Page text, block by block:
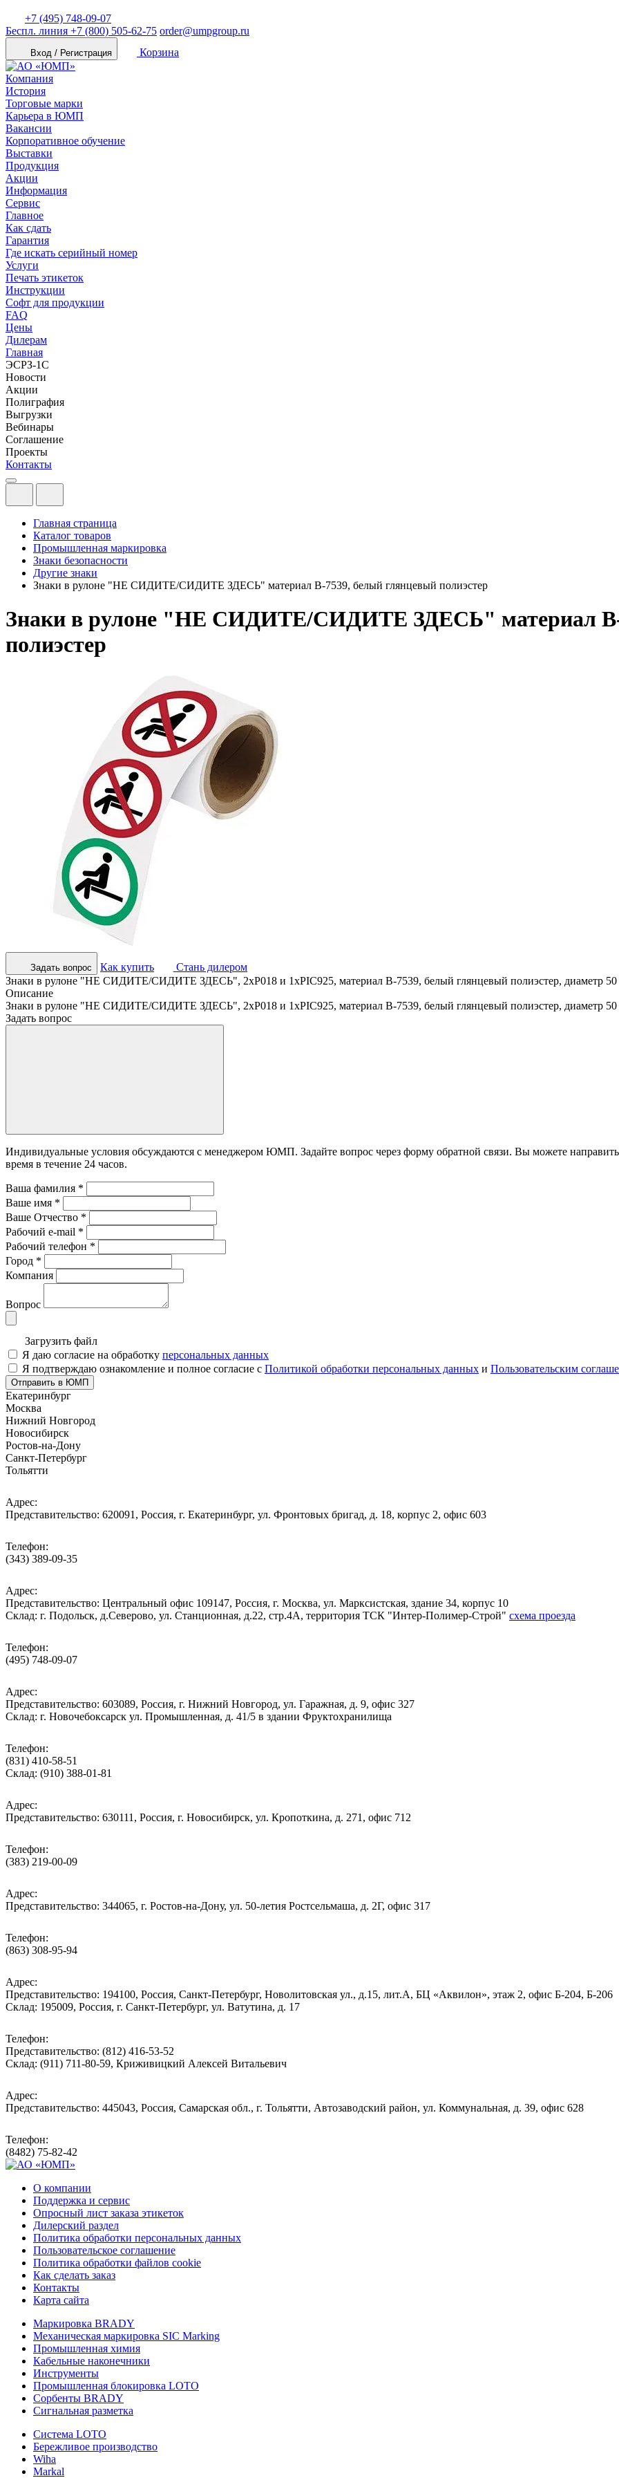
+7 (495) 748-09-07
Беспл. линия +7 (800) 505-62-75 order@umpgroup.ru
Вход / Регистрация Корзина
Компания
История
Торговые марки
Карьера в ЮМП
Вакансии
Корпоративное обучение
Выставки
Продукция
Акции
Информация
Сервис
Главное
Как сдать
Гарантия
Где искать серийный номер
Услуги
Печать этикеток
Инструкции
Софт для продукции
FAQ
Цены
Дилерам
Главная
ЭСРЗ-1С
Новости
Акции
Полиграфия
Выгрузки
Вебинары
Соглашение
Проекты
Контакты
Главная страница
Каталог товаров
Промышленная маркировка
Знаки безопасности
Другие знаки
Знаки в рулоне "НЕ СИДИТЕ/СИДИТЕ ЗДЕСЬ" материал В-7539, белый глянцевый полиэстер
Знаки в рулоне "НЕ СИДИТЕ/СИДИТЕ ЗДЕСЬ" материал В-
полиэстер
Задать вопрос Как купить
Стань дилером
Знаки в рулоне "НЕ СИДИТЕ/СИДИТЕ ЗДЕСЬ", 2хP018 и 1хPIC925, материал В-7539, белый глянцевый полиэстер, диаметр 50
Описание
Знаки в рулоне "НЕ СИДИТЕ/СИДИТЕ ЗДЕСЬ", 2хP018 и 1хPIC925, материал В-7539, белый глянцевый полиэстер, диаметр 50
Задать вопрос
Индивидуальные условия обсуждаются с менеджером ЮМП. Задайте вопрос через форму обратной связи. Вы можете
время в течение 24 часов.
Ваша фамилия *
Ваше имя *
Ваше Отчество *
Рабочий e-mail *
Рабочий телефон *
Город *
Компания
Вопрос
Загрузить файл
Я даю согласие на обработку персональных данных
Я подтверждаю ознакомление и полное согласие с Политикой обработки персональных данных и Пользовательским
Отправить в ЮМП
Екатеринбург
Москва
Нижний Новгород
Новосибирск
Ростов-на-Дону
Санкт-Петербург
Тольятти
Адрес:
Представительство: 620091, Россия, г. Екатеринбург, ул. Фронтовых бригад, д. 18, корпус 2, офис 603
Телефон:
(343) 389-09-35
Адрес:
Представительство: Центральный офис 109147, Россия, г. Москва, ул. Марксистская, здание 34, корпус 10
Cклад: г. Подольск, д.Северово, ул. Станционная, д.22, стр.4А, территория ТСК "Интер-Полимер-Строй" схема проезда
Телефон:
(495) 748-09-07
Адрес:
Представительство: 603089, Россия, г. Нижний Новгород, ул. Гаражная, д. 9, офис 327
Склад: г. Новочебоксарск ул. Промышленная, д. 41/5 в здании Фруктохранилища
Телефон:
(831) 410-58-51
Склад: (910) 388-01-81
Адрес:
Представительство: 630111, Россия, г. Новосибирск, ул. Кропоткина, д. 271, офис 712
Телефон:
(383) 219-00-09
Адрес:
Представительство: 344065, г. Ростов-на-Дону, ул. 50-летия Ростсельмаша, д. 2Г, офис 317
Телефон:
(863) 308-95-94
Адрес:
Представительство: 194100, Россия, Санкт-Петербург, Новолитовская ул., д.15, лит.А, БЦ «Аквилон», этаж 2, офис Б-204, Б-206
Склад: 195009, Россия, г. Санкт-Петербург, ул. Ватутина, д. 17
Телефон:
Представительство: (812) 416-53-52
Склад: (911) 711-80-59, Криживицкий Алексей Витальевич
Адрес:
Представительство: 445043, Россия, Самарская обл., г. Тольятти, Автозаводский район, ул. Коммунальная, д. 39, офис 628
Телефон:
(8482) 75-82-42
О компании
Поддержка и сервис
Опросный лист заказа этикеток
Дилерский раздел
Политика обработки персональных данных
Пользовательское соглашение
Политика обработки файлов cookie
Как сделать заказ
Контакты
Карта сайта
Маркировка BRADY
Механическая маркировка SIC Marking
Промышленная химия
Кабельные наконечники
Инструменты
Промышленная блокировка LOTO
Сорбенты BRADY
Сигнальная разметка
Система LOTO
Бережливое производство
Wiha
Markal